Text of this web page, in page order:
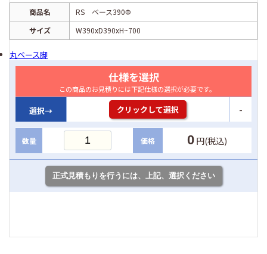
商品名
RS ベース390Φ
サイズ
W390xD390xH~700
丸ベース脚
仕様を選択
この商品のお見積りには下記仕様の選択が必要です。
選択→ クリックして選択 -
数量 価格 0 円(税込)